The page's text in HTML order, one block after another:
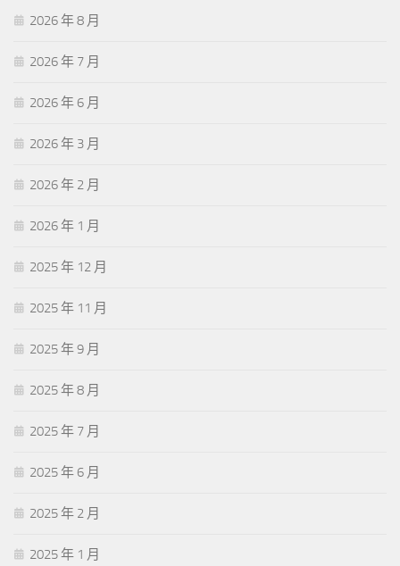
2026 年 8 月
2026 年 7 月
2026 年 6 月
2026 年 3 月
2026 年 2 月
2026 年 1 月
2025 年 12 月
2025 年 11 月
2025 年 9 月
2025 年 8 月
2025 年 7 月
2025 年 6 月
2025 年 2 月
2025 年 1 月